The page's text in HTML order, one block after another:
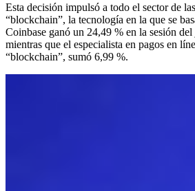
Esta decisión impulsó a todo el sector de
“blockchain”, la tecnología en la que se
Coinbase ganó un 24,49 % en la sesión
mientras que el especialista en pagos en
“blockchain”, sumó 6,99 %.